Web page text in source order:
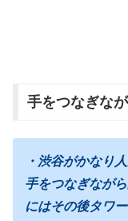
手をつなぎな
・渋谷がかなり
手をつなぎなが
にはその後タワ